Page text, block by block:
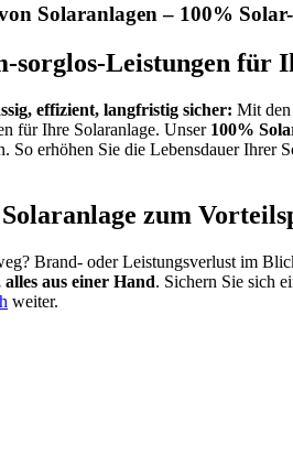
Solaranlagen – 100%
sorglos-Leistungen für
effizient, langfristig sicher: Mit den
für Ihre Solaranlage. Unser 100%
So erhöhen Sie die Lebensdauer Ihrer
zum
Brand- oder Leistungsverlust im
aus einer Hand. Sichern Sie sich
weiter.